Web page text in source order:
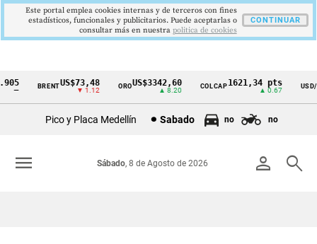
Cintillo
Colombia
BRENT US$73,48
▼ 1.12
OROUS$3342,60
▲ 8.20
COLCAP1621,34 pts
▲ 0.67
USD/
Pico y Placa Medellín Sabado no no
person search
Sábado, 8 de Agosto de 2026
menu
Este portal emplea cookies internas y de terceros con fines
estadísticos, funcionales y publicitarios. Puede aceptarlas o
consultar más en nuestra politica de cookies
CONTINUAR